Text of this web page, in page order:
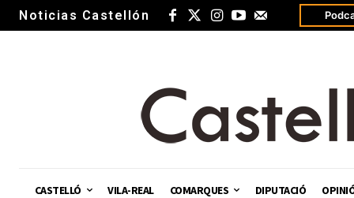
Noticias Castellón
CASTELLÓ VILA-REAL COMARQUES DIPUTACIÓ